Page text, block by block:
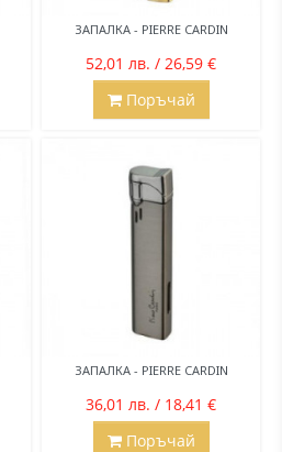
ЗАПАЛКА - PIERRE CARDIN
52,01 лв. / 26,59 €
Поръчай
ЗАПАЛКА - PIERRE CARDIN
36,01 лв. / 18,41 €
Поръчай